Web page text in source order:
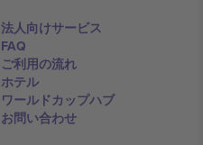
法人向けサービス
FAQ
ご利用の流れ
ホテル
ワールドカップハブ
お問い合わせ